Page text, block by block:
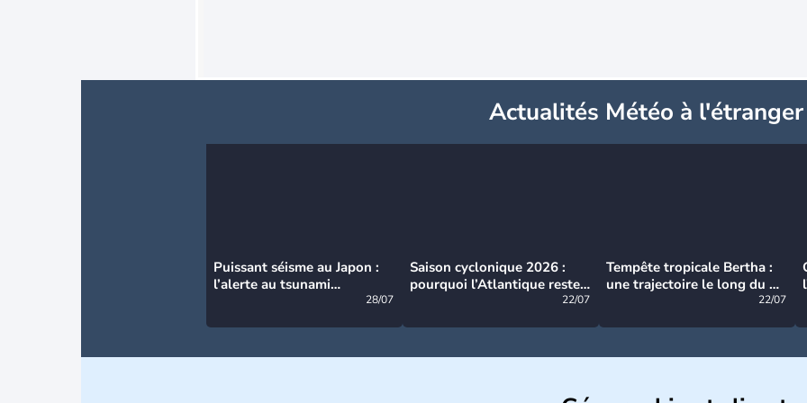
Actualités Météo à l'étranger
Puissant séisme au Japon :
l’alerte au tsunami
28/07
Saison cyclonique 2026 :
pourquoi l’Atlantique reste
22/07
Tempête tropicale Bertha :
une trajectoire le long du du
22/07